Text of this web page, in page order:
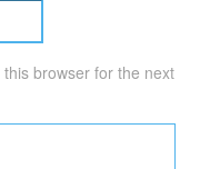
browser for the next